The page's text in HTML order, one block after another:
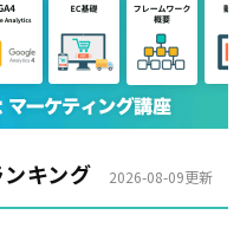
キング 2026-08-09更新